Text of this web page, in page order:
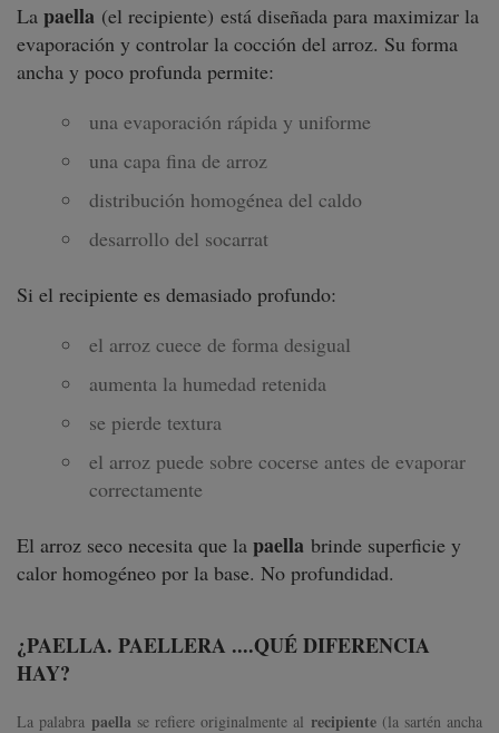
La paella (el recipiente) está diseñada para maximizar la
evaporación y controlar la cocción del arroz. Su forma
ancha y poco profunda permite:
una evaporación rápida y uniforme
una capa fina de arroz
distribución homogénea del caldo
desarrollo del socarrat
Si el recipiente es demasiado profundo:
el arroz cuece de forma desigual
aumenta la humedad retenida
se pierde textura
el arroz puede sobre cocerse antes de evaporar
correctamente
El arroz seco necesita que la paella brinde superficie y
calor homogéneo por la base. No profundidad.
¿PAELLA. PAELLERA ....QUÉ DIFERENCIA
HAY?
La palabra paellase refiere originalmente al recipiente(la sartén ancha